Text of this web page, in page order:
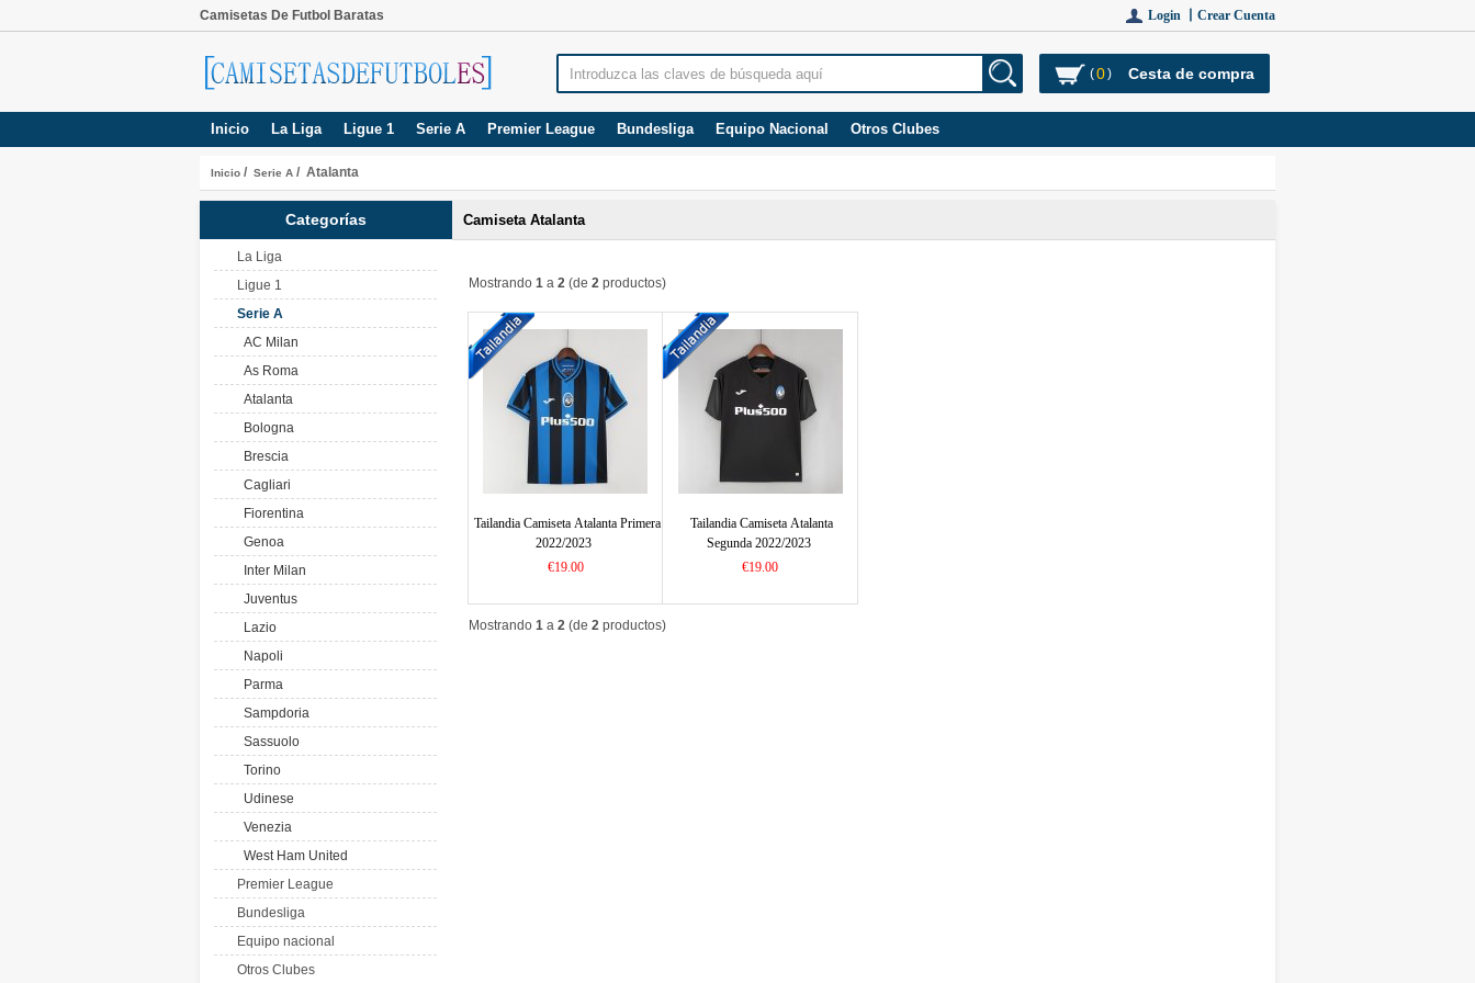
Camisetas De Futbol Baratas Login 丨 Crear Cuenta
(0) Cesta de compra
Inicio La Liga Ligue 1 Serie A Premier League Bundesliga Equipo Nacional Otros Clubes
Inicio / Serie A / Atalanta
Categorías
La Liga
Ligue 1
Serie A
AC Milan
As Roma
Atalanta
Bologna
Brescia
Cagliari
Fiorentina
Genoa
Inter Milan
Juventus
Lazio
Napoli
Parma
Sampdoria
Sassuolo
Torino
Udinese
Venezia
West Ham United
Premier League
Bundesliga
Equipo nacional
Otros Clubes
Camiseta Atalanta
Mostrando 1 a 2 (de 2 productos)
Tailandia Camiseta Atalanta Primera
2022/2023
€19.00
Tailandia Camiseta Atalanta
Segunda 2022/2023
€19.00
Mostrando 1 a 2 (de 2 productos)